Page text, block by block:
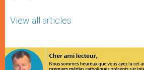
View all articles